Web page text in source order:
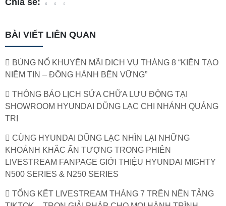
Chia sẻ:
BÀI VIẾT LIÊN QUAN
BÙNG NỔ KHUYẾN MÃI DỊCH VỤ THÁNG 8 “KIẾN TẠO
NIỀM TIN – ĐỒNG HÀNH BỀN VỮNG”
THÔNG BÁO LỊCH SỬA CHỮA LƯU ĐỘNG TẠI
SHOWROOM HYUNDAI DŨNG LẠC CHI NHÁNH QUẢNG
TRỊ
CÙNG HYUNDAI DŨNG LẠC NHÌN LẠI NHỮNG
KHOẢNH KHẮC ẤN TƯỢNG TRONG PHIÊN
LIVESTREAM FANPAGE GIỚI THIỆU HYUNDAI MIGHTY
N500 SERIES & N250 SERIES
TỔNG KẾT LIVESTREAM THÁNG 7 TRÊN NỀN TẢNG